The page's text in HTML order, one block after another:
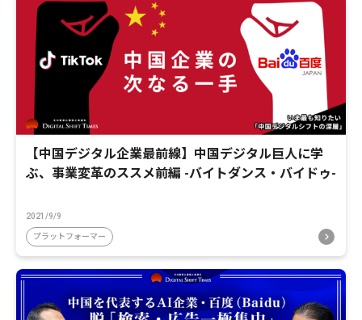
【中国デジタル企業最前線】中国デジタル巨人に学
ぶ、事業変革のススメ前編 -バイトダンス・バイドゥ-
2021/9/9
プラットフォーマー